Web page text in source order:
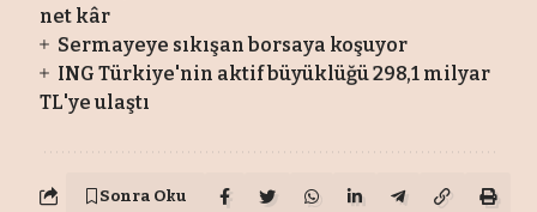
net kâr
Sermayeye sıkışan borsaya koşuyor
ING Türkiye'nin aktif büyüklüğü 298,1 milyar
TL'ye ulaştı
Sonra Oku